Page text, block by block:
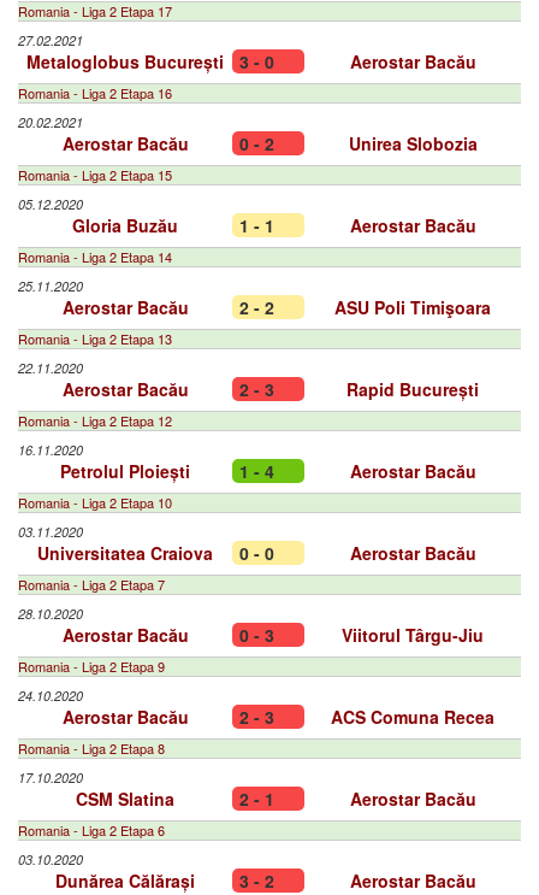
Romania - Liga 2 Etapa 17
27.02.2021
Metaloglobus București 3 - 0 Aerostar Bacău
Romania - Liga 2 Etapa 16
20.02.2021
Aerostar Bacău 0 - 2 Unirea Slobozia
Romania - Liga 2 Etapa 15
05.12.2020
Gloria Buzău 1 - 1 Aerostar Bacău
Romania - Liga 2 Etapa 14
25.11.2020
Aerostar Bacău 2 - 2 ASU Poli Timişoara
Romania - Liga 2 Etapa 13
22.11.2020
Aerostar Bacău 2 - 3 Rapid București
Romania - Liga 2 Etapa 12
16.11.2020
Petrolul Ploiești 1 - 4 Aerostar Bacău
Romania - Liga 2 Etapa 10
03.11.2020
Universitatea Craiova 0 - 0 Aerostar Bacău
Romania - Liga 2 Etapa 7
28.10.2020
Aerostar Bacău 0 - 3 Viitorul Târgu-Jiu
Romania - Liga 2 Etapa 9
24.10.2020
Aerostar Bacău 2 - 3 ACS Comuna Recea
Romania - Liga 2 Etapa 8
17.10.2020
CSM Slatina 2 - 1 Aerostar Bacău
Romania - Liga 2 Etapa 6
03.10.2020
Dunărea Călărași 3 - 2 Aerostar Bacău